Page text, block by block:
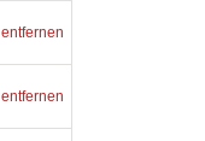
entfernen
entfernen